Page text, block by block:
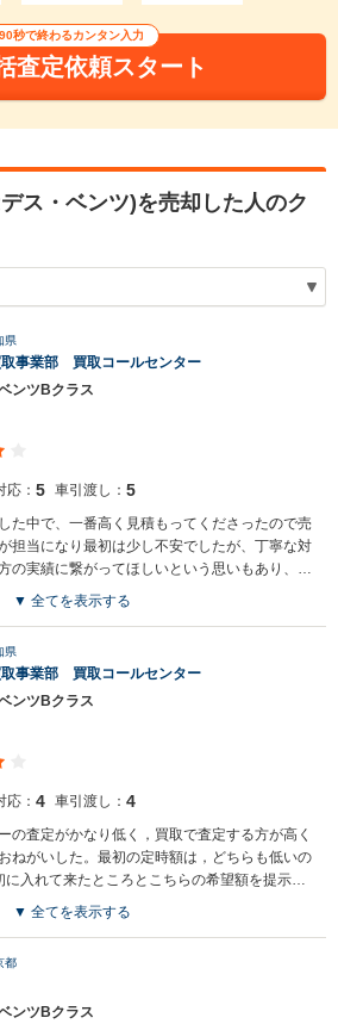
90秒で終わるカンタン入力
査定依頼スタート
ス・ベンツ)を売却した人のク
県
取事業部 買取コールセンター
ンツBクラス
応： 5 車引渡し： 5
た中で、一番高く見積もってくださったので売
担当になり最初は少し不安でしたが、丁寧な対
の実績に繋がってほしいという思いもあり、売
ーに入っていた方の補足説明などもあり、安心
株式会社ネクステージでございます。 この
いただきまして誠にありがとうございまし
ております。
▼ 全てを表示する
県
取事業部 買取コールセンター
ンツBクラス
応： 4 車引渡し： 4
の査定がかなり低く，買取で査定する方が高く
ねがいした。最初の定時額は，どちらも低いの
入れて来たところとこちらの希望額を提示し
この会社に決めました。
株式会社ネクステージでございます。 この
いただきまして誠にありがとうございまし
▼ 全てを表示する
都
ンツBクラス